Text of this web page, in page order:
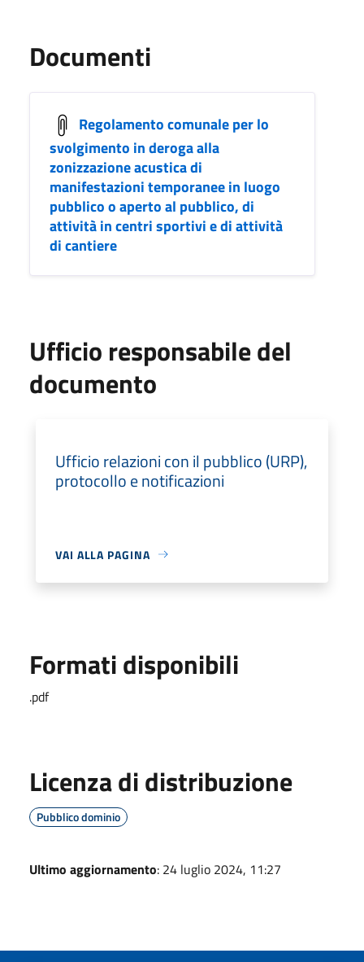
Documenti
Regolamento comunale per lo
svolgimento in deroga alla
zonizzazione acustica di
manifestazioni temporanee in luogo
pubblico o aperto al pubblico, di
attività in centri sportivi e di attività
di cantiere
Ufficio responsabile del
documento
Ufficio relazioni con il pubblico (URP),
protocollo e notificazioni
VAI ALLA PAGINA
Formati disponibili
.pdf
Licenza di distribuzione
Pubblico dominio
Ultimo aggiornamento: 24 luglio 2024, 11:27